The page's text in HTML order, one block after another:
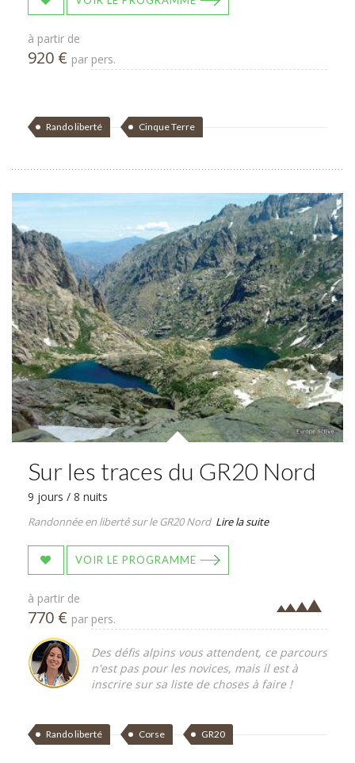
à partir de
920 € par pers.
Rando liberté Cinque Terre
Sur les traces du GR20 Nord
9 jours / 8 nuits
Randonnée en liberté sur le GR20 Nord Lire la suite
VOIR LE PROGRAMME
à partir de
770 € par pers.
Des défis alpins vous attendent, ce parcours
n'est pas pour les novices, mais il est à
inscrire sur sa liste de choses à faire !
Rando liberté Corse GR20